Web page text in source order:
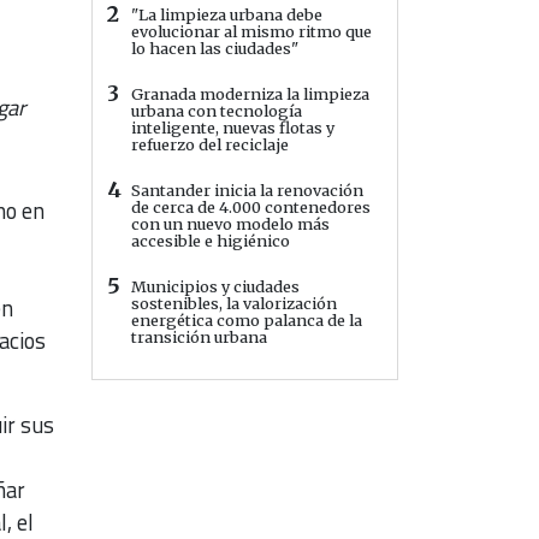
en
sus
el
2
"La limpieza urbana debe
evolucionar al mismo ritmo que
lo hacen las ciudades"
3
Granada moderniza la limpieza
urbana con tecnología
inteligente, nuevas flotas y
refuerzo del reciclaje
4 Santander inicia la renovación
de cerca de 4.000 contenedores
con un nuevo modelo más
accesible e higiénico
5
Municipios y ciudades
sostenibles, la valorización
energética como palanca de la
transición urbana